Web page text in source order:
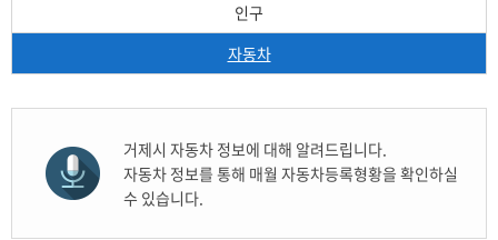
인구
자동차
거제시 자동차 정보에 대해 알려드립니다.
자동차 정보를 통해 매월 자동차등록형황을 확인하실
수 있습니다.